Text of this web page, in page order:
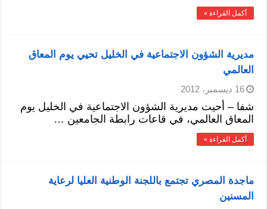
أكمل القراءة »
مديرية الشؤون الاجتماعية في الخليل تحيي يوم المعاق
العالمي
16 ديسمبر، 2012
شفا – أحيت مديرية الشؤون الاجتماعية في الخليل يوم
المعاق العالمي، في قاعات رابطة الجامعين …
أكمل القراءة »
ماجدة المصري تجتمع باللجنة الوطنية العليا لرعاية
المسنين